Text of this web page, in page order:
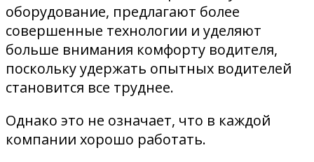
оборудование, предлагают более
совершенные технологии и уделяют
больше внимания комфорту водителя,
поскольку удержать опытных водителей
становится все труднее.
Однако это не означает, что в каждой
компании хорошо работать.